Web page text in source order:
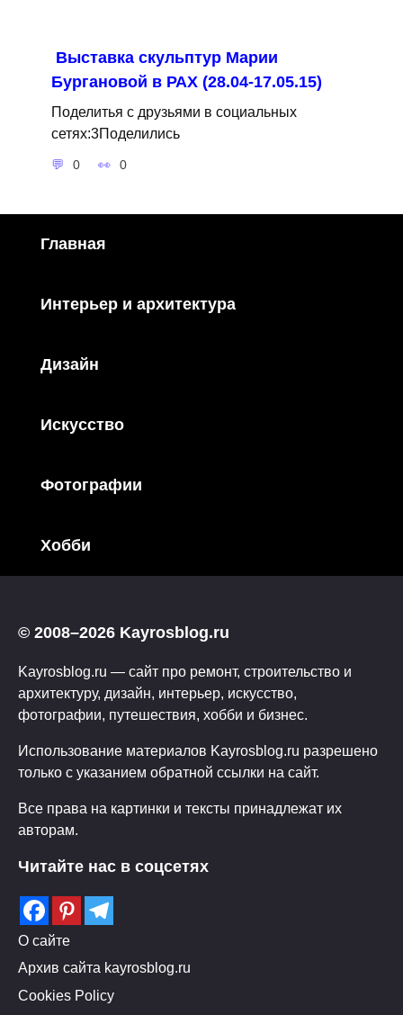
Выставка скульптур Марии
Бургановой в РАХ (28.04-17.05.15)
Поделитья с друзьями в социальных
сетях:3Поделились
0 0
Главная
Интерьер и архитектура
Дизайн
Искусство
Фотографии
Хобби
© 2008–2026 Kayrosblog.ru
Kayrosblog.ru — сайт про ремонт, строительство и
архитектуру, дизайн, интерьер, искусство,
фотографии, путешествия, хобби и бизнес.
Использование материалов Kayrosblog.ru разрешено
только с указанием обратной ссылки на сайт.
Все права на картинки и тексты принадлежат их
авторам.
Читайте нас в соцсетях
О сайте
Архив сайта kayrosblog.ru
Cookies Policy